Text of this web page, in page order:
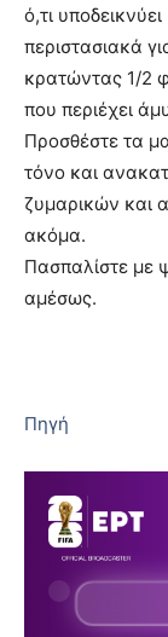
ό,τι
περιστασιακά
κρατώντας 1/2
που περιέχει
Προσθέστε τα
τόνο και
ζυμαρικών και
ακόμα.
Πασπαλίστε με
αμέσως.
Πηγή